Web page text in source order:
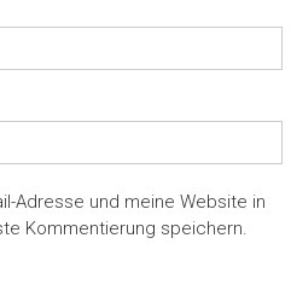
Adresse und meine Website in
Kommentierung speichern.